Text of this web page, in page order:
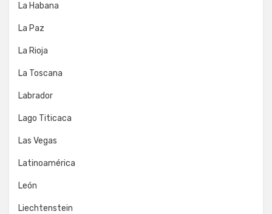
La Habana
La Paz
La Rioja
La Toscana
Labrador
Lago Titicaca
Las Vegas
Latinoamérica
León
Liechtenstein